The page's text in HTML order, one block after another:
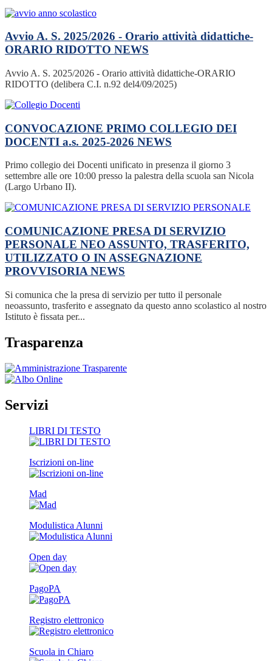
Avvio A. S. 2025/2026 - Orario attività didattiche-
ORARIO RIDOTTO NEWS
Avvio A. S. 2025/2026 - Orario attività didattiche-ORARIO
RIDOTTO (delibera C.I. n.92 del4/09/2025)
CONVOCAZIONE PRIMO COLLEGIO DEI
DOCENTI a.s. 2025-2026 NEWS
Primo collegio dei Docenti unificato in presenza il giorno 3
settembre alle ore 10:00 presso la palestra della scuola san Nicola
(Largo Urbano II).
COMUNICAZIONE PRESA DI SERVIZIO
PERSONALE NEO ASSUNTO, TRASFERITO,
UTILIZZATO O IN ASSEGNAZIONE
PROVVISORIA NEWS
Si comunica che la presa di servizio per tutto il personale
neoassunto, trasferito e assegnato da questo anno scolastico al nostro
Istituto è fissata per...
Trasparenza
Servizi
LIBRI DI TESTO
Iscrizioni on-line
Mad
Modulistica Alunni
Open day
PagoPA
Registro elettronico
Scuola in Chiaro